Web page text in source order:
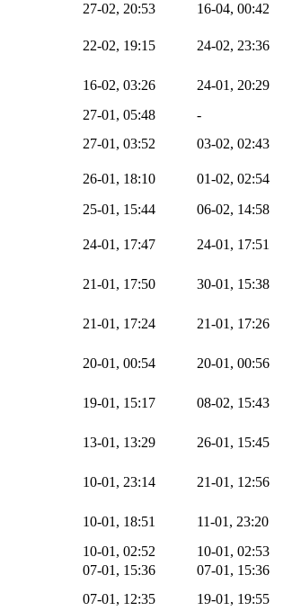
27-02, 20:53 16-04, 00:42
22-02, 19:15 24-02, 23:36
16-02, 03:26
24-01, 20:29
27-01, 05:48 -
27-01, 03:52 03-02, 02:43
26-01, 18:10 01-02, 02:54
25-01, 15:44 06-02, 14:58
24-01, 17:47 24-01, 17:51
21-01, 17:50 30-01, 15:38
21-01, 17:24 21-01, 17:26
20-01, 00:54 20-01, 00:56
19-01, 15:17 08-02, 15:43
13-01, 13:29 26-01, 15:45
10-01, 23:14 21-01, 12:56
10-01, 18:51
11-01, 23:20
10-01, 02:52
10-01, 02:53
07-01, 15:36 07-01, 15:36
07-01, 12:35
19-01, 19:55